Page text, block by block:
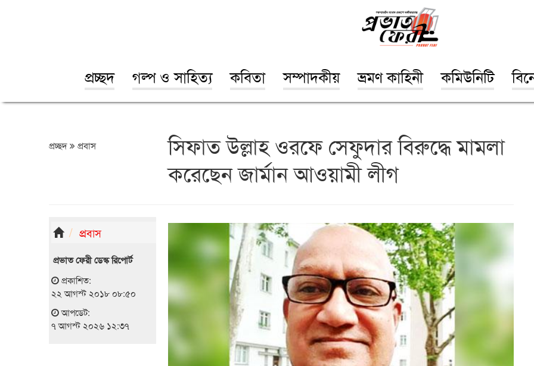
প্রচ্ছদ গল্প ও সাহিত্য কবিতা সম্পাদকীয় ভ্রমণ কাহিনী কমিউনিটি
প্রচ্ছদ প্রবাস
সিফাত উল্লাহ ওরফে সেফুদার বিরুদ্ধে মামলা
করেছেন জার্মান আওয়ামী লীগ
প্রবাস
প্রভাত ফেরী ডেস্ক রিপোর্ট
প্রকাশিত:
২২ আগস্ট ২০১৮ ০৮:৫০
আপডেট:
৭ আগস্ট ২০২৬ ১২:৩৭